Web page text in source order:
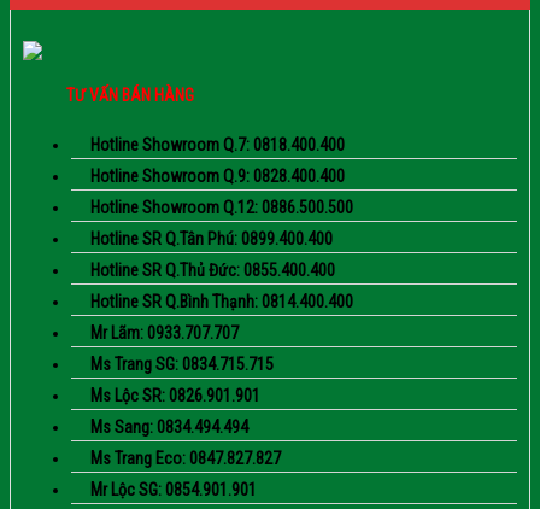
TƯ VẤN BÁN HÀNG
Hotline Showroom Q.7: 0818.400.400
Hotline Showroom Q.9: 0828.400.400
Hotline Showroom Q.12: 0886.500.500
Hotline SR Q.Tân Phú: 0899.400.400
Hotline SR Q.Thủ Đức: 0855.400.400
Hotline SR Q.Bình Thạnh: 0814.400.400
Mr Lãm: 0933.707.707
Ms Trang SG: 0834.715.715
Ms Lộc SR: 0826.901.901
Ms Sang: 0834.494.494
Ms Trang Eco: 0847.827.827
Mr Lộc SG: 0854.901.901